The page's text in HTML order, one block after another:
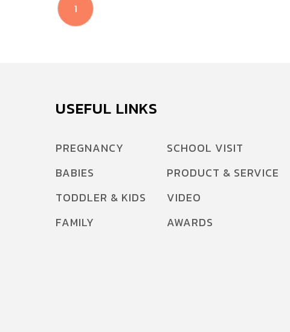
1
USEFUL LINKS
PREGNANCY
BABIES
TODDLER & KIDS
FAMILY
SCHOOL VISIT
PRODUCT & SERVICE
VIDEO
AWARDS